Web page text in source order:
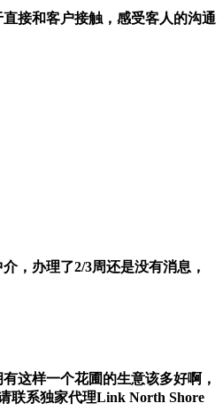
接和客户接触，感受客人的沟通
，办理了2/3周还是没有消息，
这样一个花圃的生意该多好啊，
联系独家代理Link North Shore